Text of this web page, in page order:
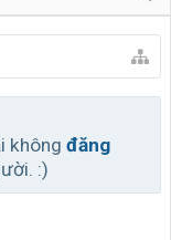
không đăng
:)